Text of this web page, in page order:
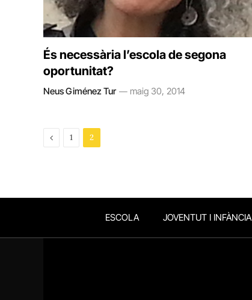
És necessària l’escola de segona
oportunitat?
Neus Giménez Tur maig 30, 2014
Previous
1 2
ESCOLA JOVENTUT I INFÀNCIA